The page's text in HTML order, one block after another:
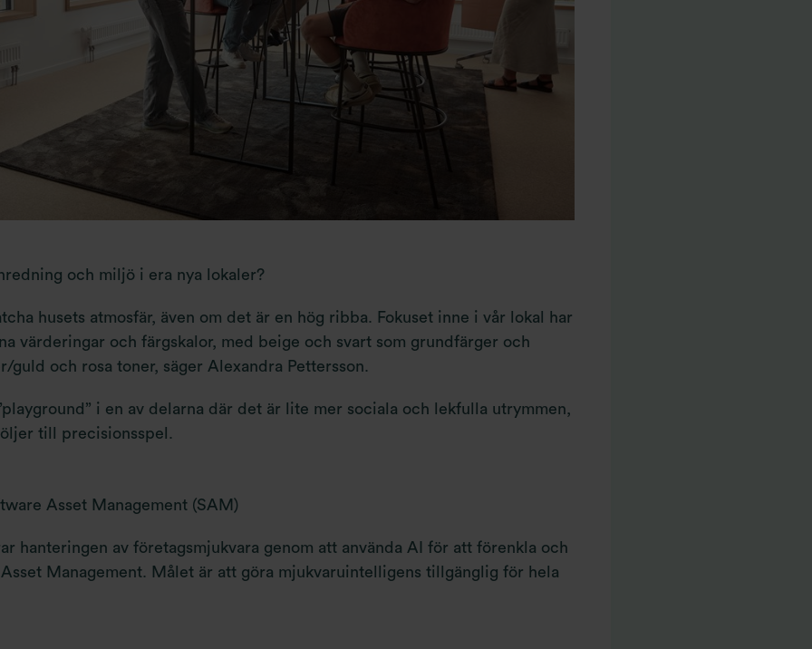
och miljö i era nya lokaler?
husets atmosfär, även om det är en hög ribba. Fokuset inne i vår lokal har
värderingar och färgskalor, med beige och svart som grundfärger och
guld och rosa toner, säger Alexandra Pettersson.
i en av delarna där det är lite mer sociala och lekfulla utrymmen,
till precisionsspel.
Asset Management (SAM)
hanteringen av företagsmjukvara genom att använda AI för att förenkla och
Management. Målet är att göra mjukvaruintelligens tillgänglig för hela